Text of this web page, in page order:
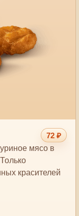
72 ₽
мясо в
красителей